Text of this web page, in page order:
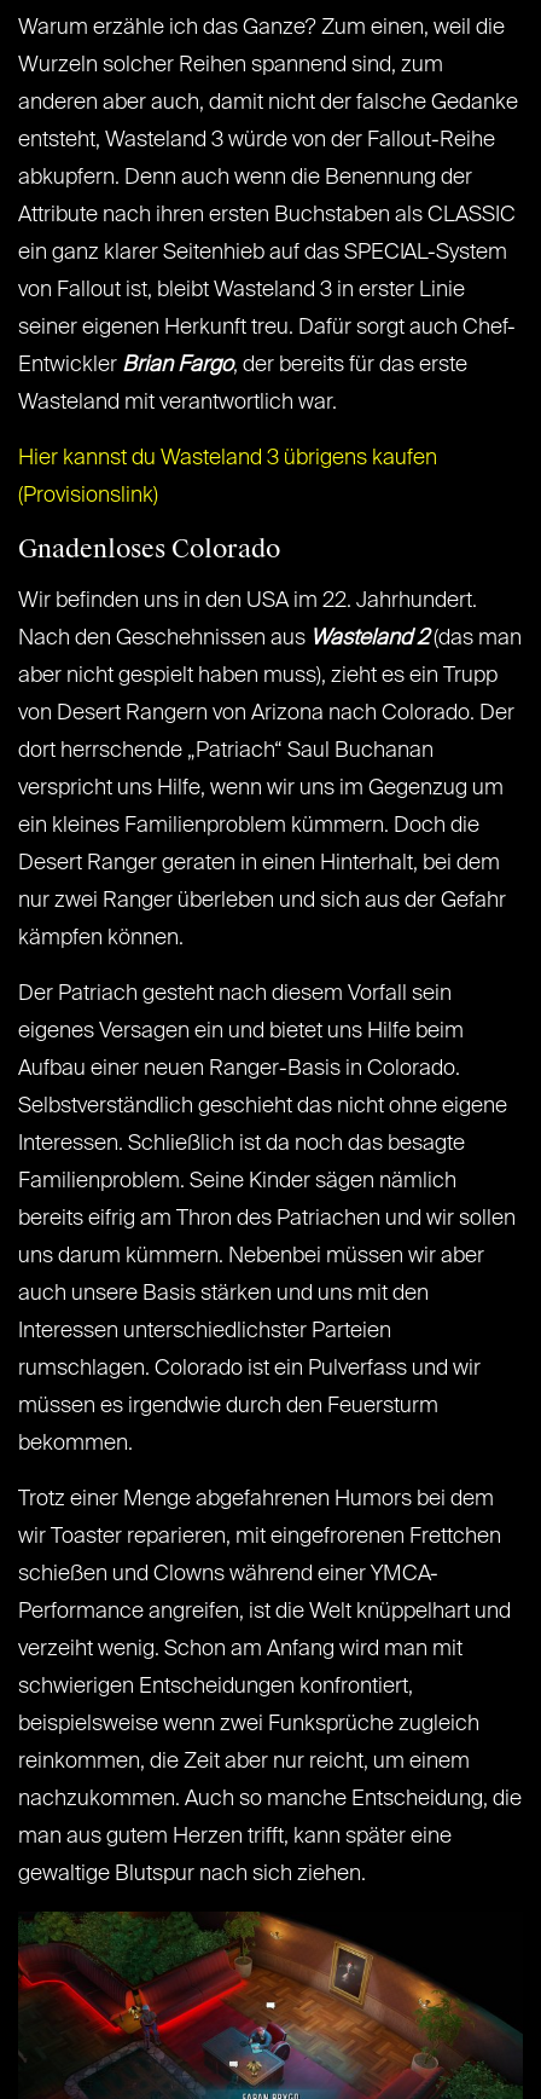
Warum erzähle ich das Ganze? Zum einen, weil die
Wurzeln solcher Reihen spannend sind, zum
anderen aber auch, damit nicht der falsche Gedanke
entsteht, Wasteland 3 würde von der Fallout-Reihe
abkupfern. Denn auch wenn die Benennung der
Attribute nach ihren ersten Buchstaben als CLASSIC
ein ganz klarer Seitenhieb auf das SPECIAL-System
von Fallout ist, bleibt Wasteland 3 in erster Linie
seiner eigenen Herkunft treu. Dafür sorgt auch Chef-
Entwickler Brian Fargo, der bereits für das erste
Wasteland mit verantwortlich war.
Hier kannst du Wasteland 3 übrigens kaufen
(Provisionslink)
Gnadenloses Colorado
Wir befinden uns in den USA im 22. Jahrhundert.
Nach den Geschehnissen aus Wasteland 2(das man
aber nicht gespielt haben muss), zieht es ein Trupp
von Desert Rangern von Arizona nach Colorado. Der
dort herrschende „Patriach“ Saul Buchanan
verspricht uns Hilfe, wenn wir uns im Gegenzug um
ein kleines Familienproblem kümmern. Doch die
Desert Ranger geraten in einen Hinterhalt, bei dem
nur zwei Ranger überleben und sich aus der Gefahr
kämpfen können.
Der Patriach gesteht nach diesem Vorfall sein
eigenes Versagen ein und bietet uns Hilfe beim
Aufbau einer neuen Ranger-Basis in Colorado.
Selbstverständlich geschieht das nicht ohne eigene
Interessen. Schließlich ist da noch das besagte
Familienproblem. Seine Kinder sägen nämlich
bereits eifrig am Thron des Patriachen und wir sollen
uns darum kümmern. Nebenbei müssen wir aber
auch unsere Basis stärken und uns mit den
Interessen unterschiedlichster Parteien
rumschlagen. Colorado ist ein Pulverfass und wir
müssen es irgendwie durch den Feuersturm
bekommen.
Trotz einer Menge abgefahrenen Humors bei dem
wir Toaster reparieren, mit eingefrorenen Frettchen
schießen und Clowns während einer YMCA-
Performance angreifen, ist die Welt knüppelhart und
verzeiht wenig. Schon am Anfang wird man mit
schwierigen Entscheidungen konfrontiert,
beispielsweise wenn zwei Funksprüche zugleich
reinkommen, die Zeit aber nur reicht, um einem
nachzukommen. Auch so manche Entscheidung, die
man aus gutem Herzen trifft, kann später eine
gewaltige Blutspur nach sich ziehen.